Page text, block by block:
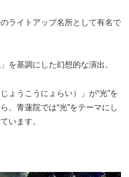
ライトアップ名所として有名で
を基調にした幻想的な演出。
ょうこうにょらい）」が“光”を
、青蓮院では“光”をテーマにし
います。